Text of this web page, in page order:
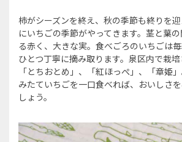
柿がシーズンを終え、秋の季節も終りを
にいちごの季節がやってきます。茎と葉
る赤く、大きな実。食べごろのいちごは
ひとつ丁寧に摘み取ります。泉区内で栽
「とちおとめ」、「紅ほっぺ」、「章姫
みたていちごを一口食べれば、おいしさ
しょう。